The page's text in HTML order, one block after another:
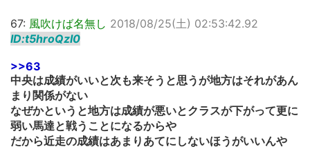
67: 風吹けば名無し 2018/08/25(土) 02:53:42.92
ID:t5hroQzI0
>>63
中央は成績がいいと次も来そうと思うが地方はそれがあん
まり関係がない
なぜかというと地方は成績が悪いとクラスが下がって更に
弱い馬達と戦うことになるからや
だから近走の成績はあまりあてにしないほうがいいんや